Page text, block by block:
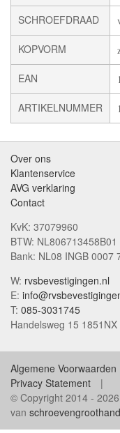
SCHROEFDRAAD
KOPVORM
EAN
ARTIKELNUMMER
Over ons
Klantenservice
AVG verklaring
Contact
KvK: 37079960
BTW: NL806713458B01
Bank: NL08 INGB 0007
W: rvsbevestigingen.nl
E:
T: 085-3031745
Handelsweg 15 1851NX
Algemene Voorwaarden
Privacy Statement
© Copyright 2014 -
van